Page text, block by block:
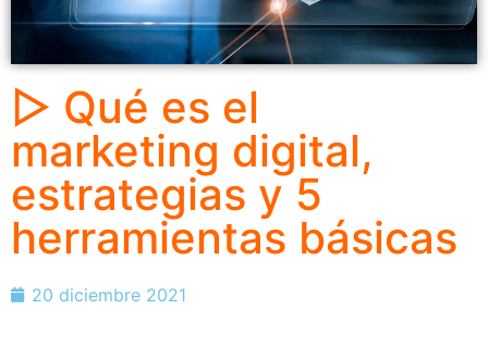
▷ Qué es el
marketing digital,
estrategias y 5
herramientas básicas
20 diciembre 2021